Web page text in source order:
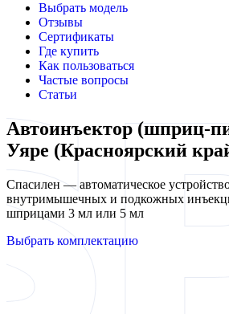
Выбрать модель
Отзывы
Сертификаты
Где купить
Как пользоваться
Частые вопросы
Статьи
Автоинъектор (шприц-
Уяре (Красноярский
Спасилен — автоматическое
внутримышечных и подкожных
шприцами 3 мл или 5 мл
Выбрать комплектацию